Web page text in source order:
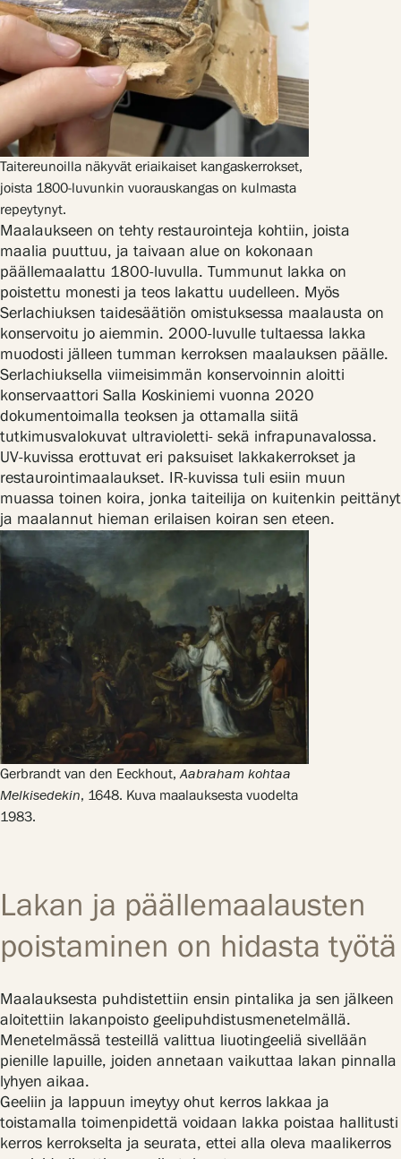
Taitereunoilla näkyvät eriaikaiset kangaskerrokset,
joista 1800-luvunkin vuorauskangas on kulmasta
repeytynyt.
Maalaukseen on tehty restaurointeja kohtiin, joista
maalia puuttuu, ja taivaan alue on kokonaan
päällemaalattu 1800-luvulla. Tummunut lakka on
poistettu monesti ja teos lakattu uudelleen. Myös
Serlachiuksen taidesäätiön omistuksessa maalausta on
konservoitu jo aiemmin. 2000-luvulle tultaessa lakka
muodosti jälleen tumman kerroksen maalauksen päälle.
Serlachiuksella viimeisimmän konservoinnin aloitti
konservaattori Salla Koskiniemi vuonna 2020
dokumentoimalla teoksen ja ottamalla siitä
tutkimusvalokuvat ultravioletti- sekä infrapunavalossa.
UV-kuvissa erottuvat eri paksuiset lakkakerrokset ja
restaurointimaalaukset. IR-kuvissa tuli esiin muun
muassa toinen koira, jonka taiteilija on kuitenkin peittänyt
ja maalannut hieman erilaisen koiran sen eteen.
Gerbrandt van den Eeckhout,Aabraham kohtaa
Melkisedekin, 1648. Kuva maalauksesta vuodelta
1983.
Lakan ja päällemaalausten
poistaminen on hidasta työtä
Maalauksesta puhdistettiin ensin pintalika ja sen jälkeen
aloitettiin lakanpoisto geelipuhdistusmenetelmällä.
Menetelmässä testeillä valittua liuotingeeliä sivellään
pienille lapuille, joiden annetaan vaikuttaa lakan pinnalla
lyhyen aikaa.
Geeliin ja lappuun imeytyy ohut kerros lakkaa ja
toistamalla toimenpidettä voidaan lakka poistaa hallitusti
kerros kerrokselta ja seurata, ettei alla oleva maalikerros